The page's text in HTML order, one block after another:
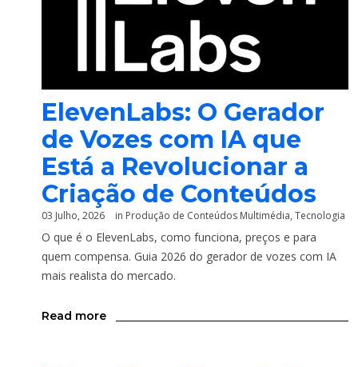
ElevenLabs: O Gerador
de Vozes com IA que
Está a Revolucionar a
Criação de Conteúdos
03 Julho, 2026 in Produção de Conteúdos Multimédia, Tecnologia
O que é o ElevenLabs, como funciona, preços e para
quem compensa. Guia 2026 do gerador de vozes com IA
mais realista do mercado.
Read more